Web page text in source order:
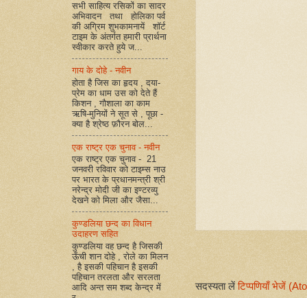
सदस्यता लेंटिप्पणियाँ भेजें
सभी साहित्य रसिकों का सादर
अभिवादन तथा होलिका पर्व
की अग्रिम शुभकामनायें शॉर्ट
टाइम के अंतर्गत हमारी प्रार्थना
स्वीकार करते हुये ज...
गाय के दोहे - नवीन
होता है जिस का हृदय , दया-
प्रेम का धाम उस को देते हैं
किशन , गौशाला का काम
ऋषि-मुनियों ने सूत से , पूछा -
क्या है श्रेष्ठ फ़ौरन बोल...
एक राष्ट्र एक चुनाव - नवीन
एक राष्ट्र एक चुनाव - 21
जनवरी रविवार को टाइम्स नाउ
पर भारत के प्रधानमन्त्री श्री
नरेन्द्र मोदी जी का इण्टरव्यु
देखने को मिला और जैसा...
कुण्डलिया छन्द का विधान
उदाहरण सहित
कुण्डलिया वह छन्द है जिसकी
ऊँची शान दोहे , रोले का मिलन
, है इसकी पहिचान है इसकी
पहिचान तरलता और सरलता
आदि अन्त सम शब्द केन्द्र में